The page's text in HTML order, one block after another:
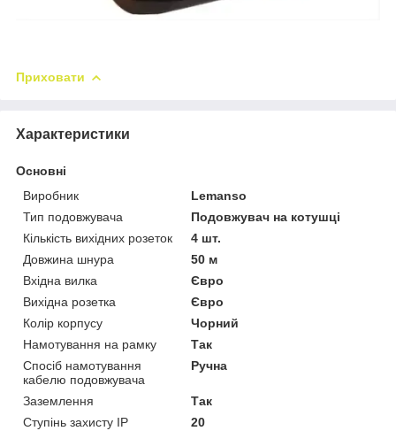
Приховати
Характеристики
Основні
Виробник
Lemanso
Тип подовжувача
Подовжувач на котушці
Кількість вихідних розеток
4 шт.
Довжина шнура
50 м
Вхідна вилка
Євро
Вихідна розетка
Євро
Колір корпусу
Чорний
Намотування на рамку
Так
Спосіб намотування
кабелю подовжувача
Ручна
Заземлення
Так
Ступінь захисту IP
20